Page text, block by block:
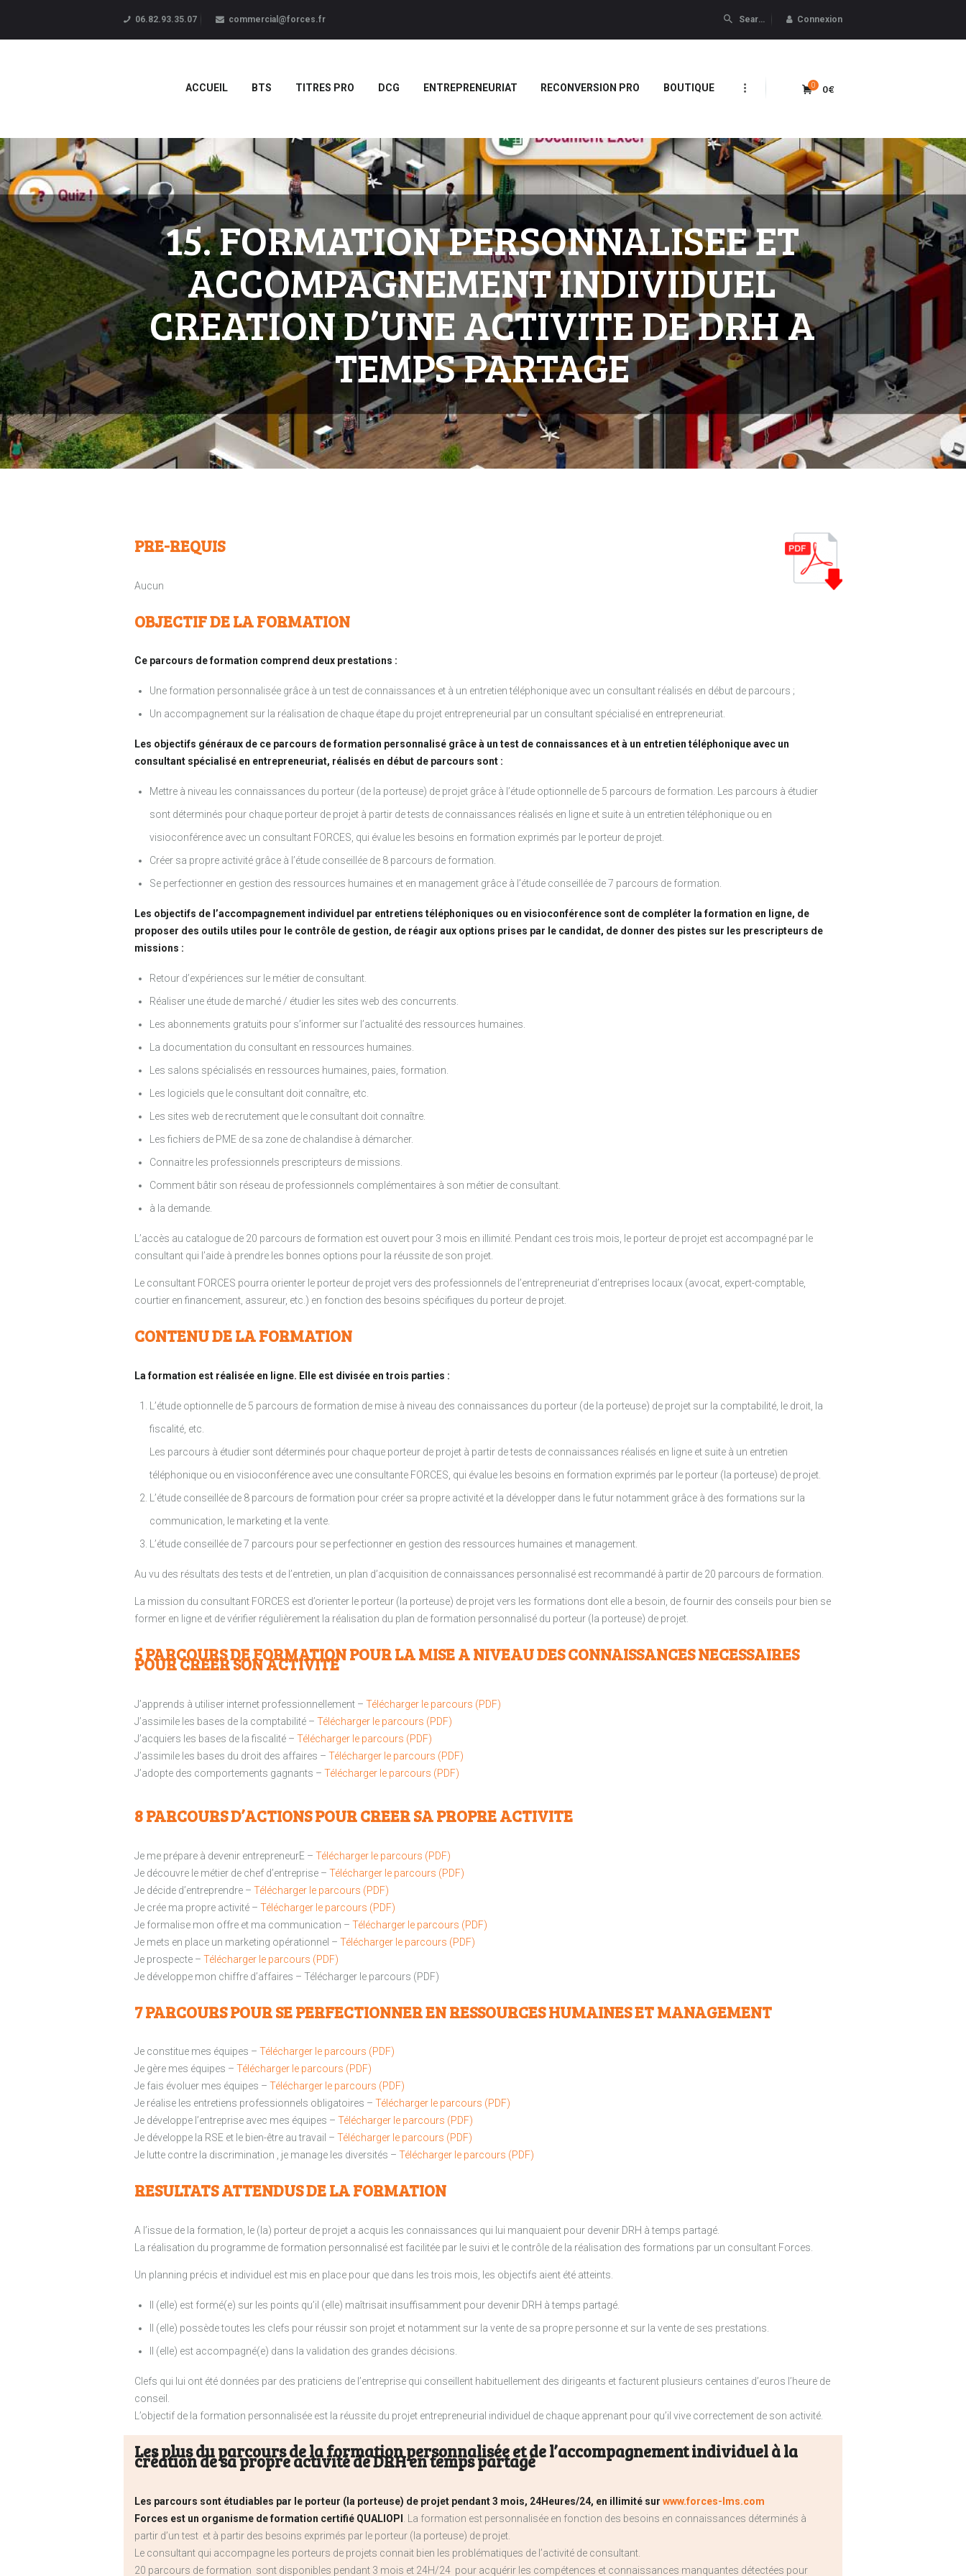
06.82.93.35.07 commercial@forces.fr Connexion
ACCUEIL BTS TITRES PRO DCG ENTREPRENEURIAT RECONVERSION PRO BOUTIQUE 0€
0
15. FORMATION PERSONNALISEE ET
ACCOMPAGNEMENT INDIVIDUEL
CREATION D’UNE ACTIVITE DE DRH A
TEMPS PARTAGE
Forces LMS
BTS
DCG
RECONVERSION PRO
BOUTIQUE
MARQUE
BLANCHE/SCORM
PRE-REQUIS
Aucun
OBJECTIF DE LA FORMATION
Ce parcours de formation comprend deux prestations :
Une formation personnalisée grâce à un test de connaissances et à un entretien téléphonique avec un consultant réalisés en début de parcours ;
Un accompagnement sur la réalisation de chaque étape du projet entrepreneurial par un consultant spécialisé en entrepreneuriat.
Les objectifs généraux de ce parcours de formation personnalisé grâce à un test de connaissances et à un entretien téléphonique avec un
consultant spécialisé en entrepreneuriat, réalisés en début de parcours sont :
Mettre à niveau les connaissances du porteur (de la porteuse) de projet grâce à l’étude optionnelle de 5 parcours de formation. Les parcours à étudier
sont déterminés pour chaque porteur de projet à partir de tests de connaissances réalisés en ligne et suite à un entretien téléphonique ou en
visioconférence avec un consultant FORCES, qui évalue les besoins en formation exprimés par le porteur de projet.
Créer sa propre activité grâce à l’étude conseillée de 8 parcours de formation.
Se perfectionner en gestion des ressources humaines et en management grâce à l’étude conseillée de 7 parcours de formation.
Les objectifs de l’accompagnement individuel par entretiens téléphoniques ou en visioconférence sont de compléter la formation en ligne, de
proposer des outils utiles pour le contrôle de gestion, de réagir aux options prises par le candidat, de donner des pistes sur les prescripteurs de
missions :
Retour d’expériences sur le métier de consultant.
Réaliser une étude de marché / étudier les sites web des concurrents.
Les abonnements gratuits pour s’informer sur l’actualité des ressources humaines.
La documentation du consultant en ressources humaines.
Les salons spécialisés en ressources humaines, paies, formation.
Les logiciels que le consultant doit connaître, etc.
Les sites web de recrutement que le consultant doit connaître.
Les fichiers de PME de sa zone de chalandise à démarcher.
Connaitre les professionnels prescripteurs de missions.
Comment bâtir son réseau de professionnels complémentaires à son métier de consultant.
à la demande.
L’accès au catalogue de 20 parcours de formation est ouvert pour 3 mois en illimité. Pendant ces trois mois, le porteur de projet est accompagné par le
consultant qui l’aide à prendre les bonnes options pour la réussite de son projet.
Le consultant FORCES pourra orienter le porteur de projet vers des professionnels de l’entrepreneuriat d’entreprises locaux (avocat, expert-comptable,
courtier en financement, assureur, etc.) en fonction des besoins spécifiques du porteur de projet.
CONTENU DE LA FORMATION
La formation est réalisée en ligne. Elle est divisée en trois parties :
L’étude optionnelle de 5 parcours de formation de mise à niveau des connaissances du porteur (de la porteuse) de projet sur la comptabilité, le droit, la
fiscalité, etc.
Les parcours à étudier sont déterminés pour chaque porteur de projet à partir de tests de connaissances réalisés en ligne et suite à un entretien
téléphonique ou en visioconférence avec une consultante FORCES, qui évalue les besoins en formation exprimés par le porteur (la porteuse) de projet.
L’étude conseillée de 8 parcours de formation pour créer sa propre activité et la développer dans le futur notamment grâce à des formations sur la
communication, le marketing et la vente.
L’étude conseillée de 7 parcours pour se perfectionner en gestion des ressources humaines et management.
Au vu des résultats des tests et de l’entretien, un plan d’acquisition de connaissances personnalisé est recommandé à partir de 20 parcours de formation.
La mission du consultant FORCES est d’orienter le porteur (la porteuse) de projet vers les formations dont elle a besoin, de fournir des conseils pour bien se
former en ligne et de vérifier régulièrement la réalisation du plan de formation personnalisé du porteur (la porteuse) de projet.
5 PARCOURS DE FORMATION POUR LA MISE A NIVEAU DES CONNAISSANCES NECESSAIRES
POUR CREER SON ACTIVITE
J’apprends à utiliser internet professionnellement – Télécharger le parcours (PDF)
J’assimile les bases de la comptabilité – Télécharger le parcours (PDF)
J’acquiers les bases de la fiscalité – Télécharger le parcours (PDF)
J’assimile les bases du droit des affaires – Télécharger le parcours (PDF)
J’adopte des comportements gagnants – Télécharger le parcours (PDF)
8 PARCOURS D’ACTIONS POUR CREER SA PROPRE ACTIVITE
Je me prépare à devenir entrepreneurE – Télécharger le parcours (PDF)
Je découvre le métier de chef d’entreprise – Télécharger le parcours (PDF)
Je décide d’entreprendre – Télécharger le parcours (PDF)
Je crée ma propre activité – Télécharger le parcours (PDF)
Je formalise mon offre et ma communication – Télécharger le parcours (PDF)
Je mets en place un marketing opérationnel – Télécharger le parcours (PDF)
Je prospecte – Télécharger le parcours (PDF)
Je développe mon chiffre d’affaires – Télécharger le parcours (PDF)
7 PARCOURS POUR SE PERFECTIONNER EN RESSOURCES HUMAINES ET MANAGEMENT
Je constitue mes équipes – Télécharger le parcours (PDF)
Je gère mes équipes – Télécharger le parcours (PDF)
Je fais évoluer mes équipes – Télécharger le parcours (PDF)
Je réalise les entretiens professionnels obligatoires – Télécharger le parcours (PDF)
Je développe l’entreprise avec mes équipes – Télécharger le parcours (PDF)
Je développe la RSE et le bien-être au travail – Télécharger le parcours (PDF)
Je lutte contre la discrimination , je manage les diversités – Télécharger le parcours (PDF)
RESULTATS ATTENDUS DE LA FORMATION
A l’issue de la formation, le (la) porteur de projet a acquis les connaissances qui lui manquaient pour devenir DRH à temps partagé.
La réalisation du programme de formation personnalisé est facilitée par le suivi et le contrôle de la réalisation des formations par un consultant Forces.
Un planning précis et individuel est mis en place pour que dans les trois mois, les objectifs aient été atteints.
Il (elle) est formé(e) sur les points qu’il (elle) maîtrisait insuffisamment pour devenir DRH à temps partagé.
Il (elle) possède toutes les clefs pour réussir son projet et notamment sur la vente de sa propre personne et sur la vente de ses prestations.
Il (elle) est accompagné(e) dans la validation des grandes décisions.
Clefs qui lui ont été données par des praticiens de l’entreprise qui conseillent habituellement des dirigeants et facturent plusieurs centaines d’euros l’heure de
conseil.
L’objectif de la formation personnalisée est la réussite du projet entrepreneurial individuel de chaque apprenant pour qu’il vive correctement de son activité.
Les plus du parcours de la formation personnalisée et de l’accompagnement individuel à la
création de sa propre activité de DRH en temps partagé
Les parcours sont étudiables par le porteur (la porteuse) de projet pendant 3 mois, 24Heures/24, en illimité sur www.forces-lms.com
Forces est un organisme de formation certifié QUALIOPI
. La formation est personnalisée en fonction des besoins en connaissances déterminés à
partir d’un test et à partir des besoins exprimés par le porteur (la porteuse) de projet.
Le consultant qui accompagne les porteurs de projets connait bien les problématiques de l’activité de consultant.
20 parcours de formation sont disponibles pendant 3 mois et 24H/24 pour acquérir les compétences et connaissances manquantes détectées pour